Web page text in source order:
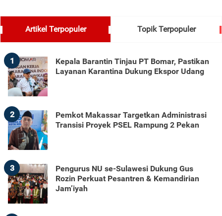
Artikel Terpopuler Topik Terpopuler
1
Kepala Barantin Tinjau PT Bomar, Pastikan
Layanan Karantina Dukung Ekspor Udang
2
Pemkot Makassar Targetkan Administrasi
Transisi Proyek PSEL Rampung 2 Pekan
3
Pengurus NU se-Sulawesi Dukung Gus
Rozin Perkuat Pesantren & Kemandirian
Jam’iyah